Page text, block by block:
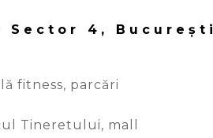
Sector 4, București
fitness, parcări
Tineretului, mall